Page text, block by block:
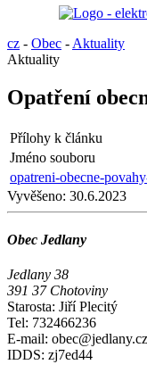
cz - Obec - Aktuality
Aktuality
Opatření
Přílohy k článku
Jméno souboru
opatreni-obecne-
Vyvěšeno: 30.6.2023
Obec Jedlany
Jedlany 38
391 37 Chotoviny
Starosta: Jiří Plecitý
Tel: 732466236
E-mail: obec@jedlany.cz
IDDS: zj7ed44